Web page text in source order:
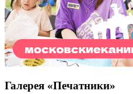
Галерея «Печатники»